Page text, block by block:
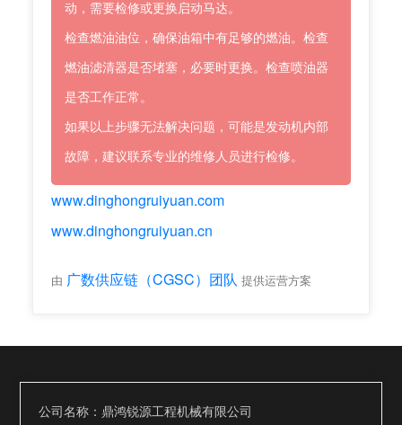
动，需要检修或更换启动马达。
检查燃油油位，确保油箱中有足够的燃油。检查
燃油滤清器是否堵塞，必要时更换。检查喷油器
是否工作正常。
如果以上步骤无法解决问题，可能是发动机内部
故障，建议联系专业的维修人员进行检修。
www.dinghongruiyuan.com
www.dinghongruiyuan.cn
由 广数供应链（CGSC）团队 提供运营方案
公司名称：鼎鸿锐源工程机械有限公司